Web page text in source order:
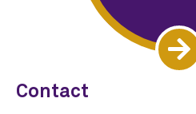
Contact